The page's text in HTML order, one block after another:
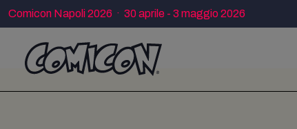
Comicon Napoli 2026 · 30 aprile - 3 maggio 2026